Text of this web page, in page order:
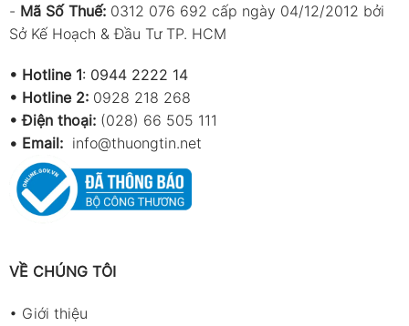
- Mã Số Thuế: 0312 076 692 cấp ngày 04/12/2012 bởi
Sở Kế Hoạch & Đầu Tư TP. HCM
• Hotline 1: 0944 2222 14
• Hotline 2: 0928 218 268
• Điện thoại: (028) 66 505 111
• Email: info@thuongtin.net
VỀ CHÚNG TÔI
• Giới thiệu